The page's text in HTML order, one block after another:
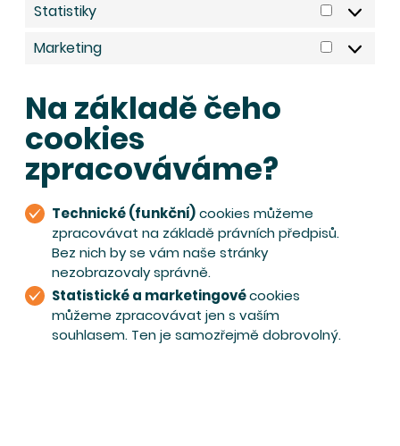
Statistiky
Statistiky
Marketing
Na základě čeho
cookies
zpracováváme?
Technické (funkční)cookies můžeme
zpracovávat na základě právních předpisů.
Bez nich by se vám naše stránky
nezobrazovaly správně.
Statistické a marketingovécookies
můžeme zpracovávat jen s vaším
souhlasem. Ten je samozřejmě dobrovolný.